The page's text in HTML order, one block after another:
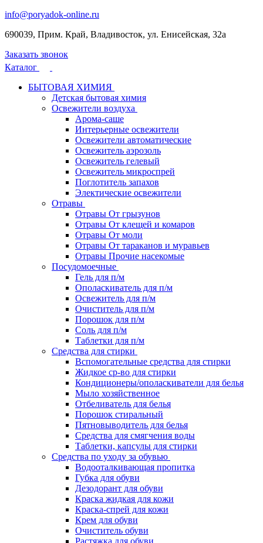
info@poryadok-online.ru
690039, Прим. Край, Владивосток, ул. Енисейская, 32а
Заказать звонок
Каталог
БЫТОВАЯ ХИМИЯ
Детская бытовая химия
Освежители воздуха
Арома-саше
Интерьерные освежители
Освежители автоматические
Освежитель аэрозоль
Освежитель гелевый
Освежитель микроспрей
Поглотитель запахов
Электические освежители
Отравы
Отравы От грызунов
Отравы От клещей и комаров
Отравы От моли
Отравы От тараканов и муравьев
Отравы Прочие насекомые
Посудомоечные
Гель для п/м
Ополаскиватель для п/м
Освежитель для п/м
Очиститель для п/м
Порошок для п/м
Соль для п/м
Таблетки для п/м
Средства для стирки
Вспомогательные средства для стирки
Жидкое ср-во для стирки
Кондиционеры/ополаскиватели для белья
Мыло хозяйственное
Отбеливатель для белья
Порошок стиральный
Пятновыводитель для белья
Средства для смягчения воды
Таблетки, капсулы для стирки
Средства по уходу за обувью
Водооталкивающая пропитка
Губка для обуви
Дезодорант для обуви
Краска жидкая для кожи
Краска-спрей для кожи
Крем для обуви
Очиститель обуви
Растяжка для обуви